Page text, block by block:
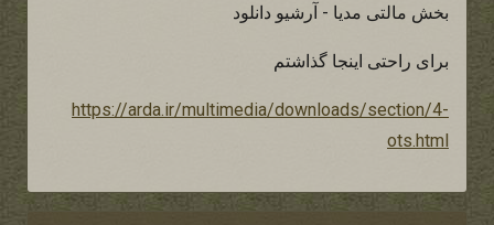
بخش مالتی مدیا - آرشیو دانلود
برای راحتی اینجا گذاشتم
https://arda.ir/multimedia/downloads/section/4-
ots.html